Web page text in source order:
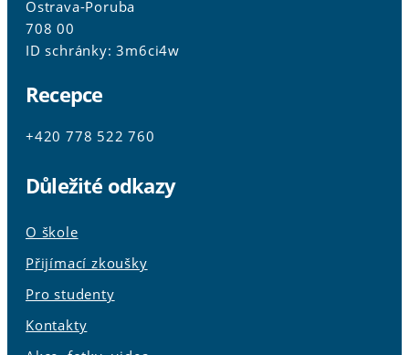
Ostrava-Poruba
708 00
ID schránky: 3m6ci4w
Recepce
+420 778 522 760
Důležité odkazy
O škole
Přijímací zkoušky
Pro studenty
Kontakty